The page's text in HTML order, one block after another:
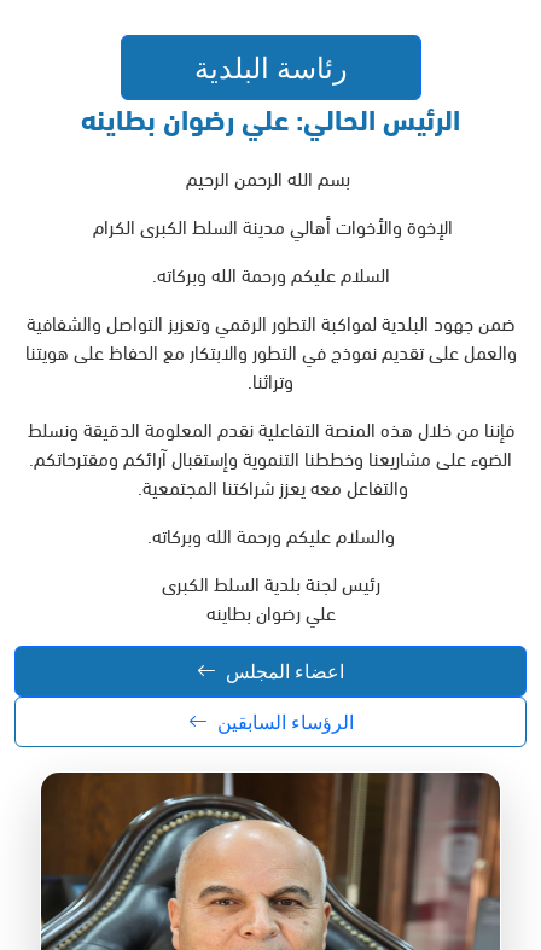
رئاسة البلدية
الرئيس الحالي: علي رضوان بطاينه
بسم الله الرحمن الرحيم
الإخوة والأخوات أهالي مدينة السلط الكبرى الكرام
السلام عليكم ورحمة الله وبركاته.
ضمن جهود البلدية لمواكبة التطور الرقمي وتعزيز التواصل والشفافية
والعمل على تقديم نموذج في التطور والابتكار مع الحفاظ على هويتنا
وتراثنا.
فإننا من خلال هذه المنصة التفاعلية نقدم المعلومة الدقيقة ونسلط
الضوء على مشاريعنا وخططنا التنموية وإستقبال آرائكم ومقترحاتكم.
والتفاعل معه يعزز شراكتنا المجتمعية.
والسلام عليكم ورحمة الله وبركاته.
رئيس لجنة بلدية السلط الكبرى
علي رضوان بطاينه
اعضاء المجلس
الرؤساء السابقين